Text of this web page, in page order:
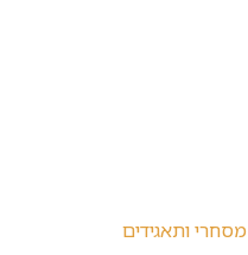
מסחרי ותאגידים